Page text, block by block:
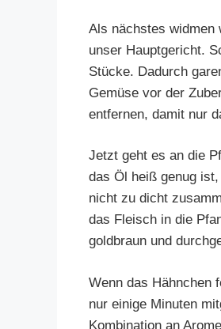
Als nächstes widmen
unser Hauptgericht.
Stücke. Dadurch
Gemüse vor der
entfernen, damit nur
Jetzt geht es an die
das Öl heiß genug
nicht zu dicht
das Fleisch in die
goldbraun und
Wenn das Hähnchen
nur einige Minuten
Kombination an